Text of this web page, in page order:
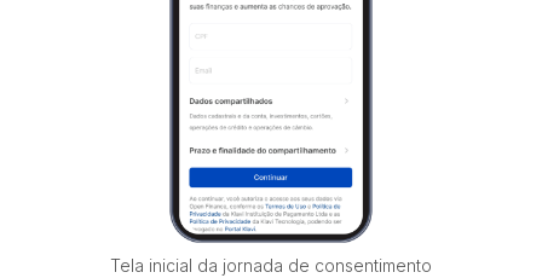
Tela inicial da jornada de consentimento